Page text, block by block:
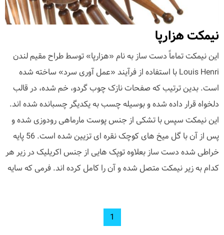
نیمکت هزارپا
این نیمکت تماماً دست ساز به نام «هزارپا» توسط طراح مقیم لندن
Louis Henri با استفاده از فرآیند «عمل آوری سرد» ساخته شده
است. بدین ترتیب که صفحات نازک چوب گردو، خم شده، در قالب
دلخواه قرار داده شده و بوسیله چسب به یکدیگر چسبانده شده اند.
این نیمکت سپس با تشکی از جنس پوست مارماهی رودوزی شده و
پس از آن با گل میخ های کوچک نقره ای تزیین شده است. 56 پایه
خراطی شده دست ساز بعلاوه توپک هایی از جنس اکریلیک در زیر هر
کدام به زیر نیمکت متصل شده و آن را کامل کرده اند. فرمی که سایه
1